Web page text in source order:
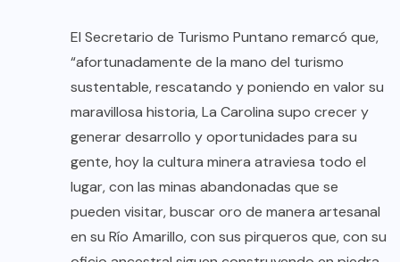
El Secretario de Turismo Puntano remarcó que,
“afortunadamente de la mano del turismo
sustentable, rescatando y poniendo en valor su
maravillosa historia, La Carolina supo crecer y
generar desarrollo y oportunidades para su
gente, hoy la cultura minera atraviesa todo el
lugar, con las minas abandonadas que se
pueden visitar, buscar oro de manera artesanal
en su Río Amarillo, con sus pirqueros que, con su